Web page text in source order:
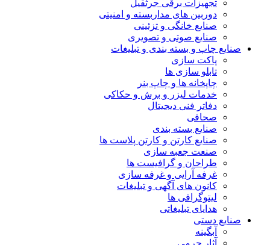
تجهیزات برقی جرثقیل
دوربین های مداربسته و امنیتی
صنایع خانگی و تزئینی
صنایع صوتی و تصویری
صنایع چاپ و بسته بندی و تبلیغات
پاکت سازی
تابلو سازی ها
چاپخانه ها و چاپ بنر
خدمات لیزر و برش و حکاکی
دفاتر فنی دیجیتال
صحافی
صنایع بسته بندی
صنایع کارتن و کارتن پلاست ها
صنعت جعبه سازی
طراحان و گرافیست ها
غرفه آرایی و غرفه سازی
کانون های آگهی و تبلیغات
لیتوگرافی ها
هدایای تبلیغاتی
صنایع دستی
آبگینه